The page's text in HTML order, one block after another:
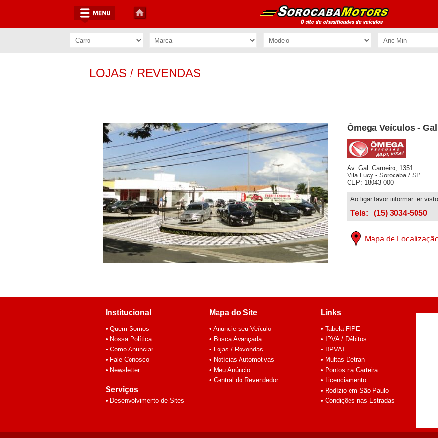
LOJAS / REVENDAS
Ômega Veículos -
Av. Gal. Carneiro, 1351
Vila Lucy - Sorocaba / SP
CEP: 18043-000
Ao ligar favor informar ter
Tels: (15) 3034-5050
Mapa de
Institucional
• Quem Somos
• Nossa Política
• Como Anunciar
• Fale Conosco
• Newsletter
Serviços
• Desenvolvimento de Sites
Mapa do Site
• Anuncie seu Veículo
• Busca Avançada
• Lojas / Revendas
• Notícias Automotivas
• Meu Anúncio
• Central do Revendedor
Links
• Tabela FIPE
• IPVA / Débitos
• DPVAT
• Multas Detran
• Pontos na Carteira
• Licenciamento
• Rodízio em São Paulo
• Condições nas Estradas